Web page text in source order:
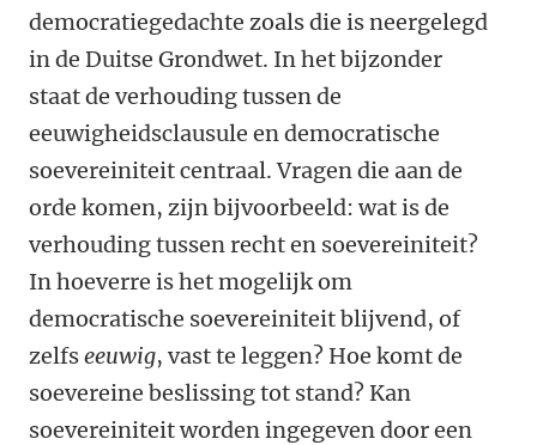
democratiegedachte zoals die is neergelegd
in de Duitse Grondwet. In het bijzonder
staat de verhouding tussen de
eeuwigheidsclausule en democratische
soevereiniteit centraal. Vragen die aan de
orde komen, zijn bijvoorbeeld: wat is de
verhouding tussen recht en soevereiniteit?
In hoeverre is het mogelijk om
democratische soevereiniteit blijvend, of
zelfseeuwig, vast te leggen? Hoe komt de
soevereine beslissing tot stand? Kan
soevereiniteit worden ingegeven door een